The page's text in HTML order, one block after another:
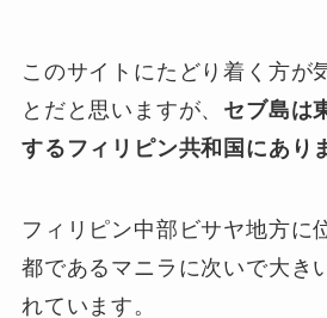
このサイトにたどり着く方が
とだと思いますが、 セブ島は
するフィリピン共和国にあり
フィリピン中部ビサヤ地方に
都であるマニラに次いで大き
れています。